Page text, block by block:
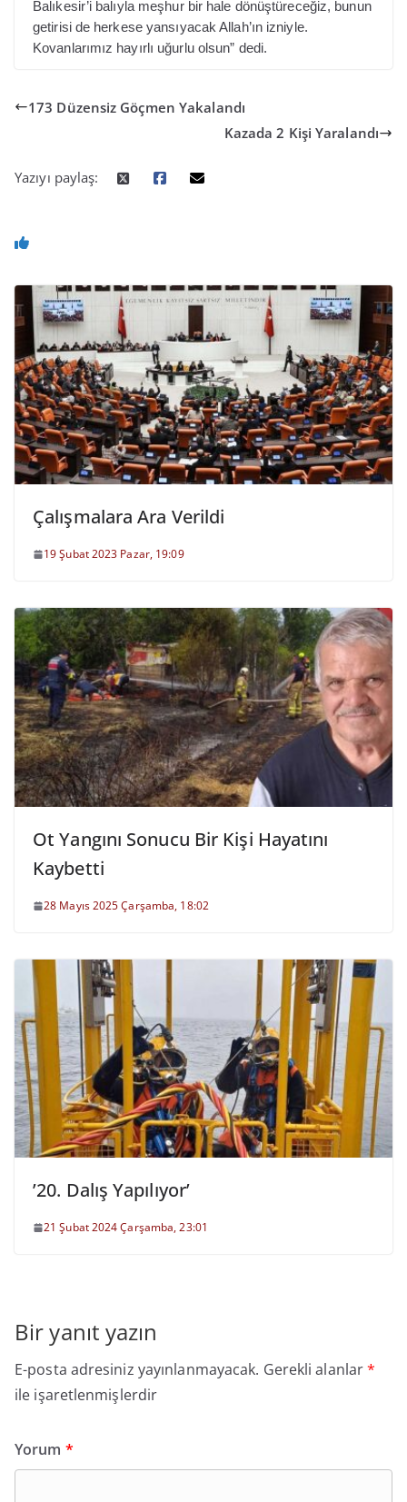
Balıkesir’i balıyla meşhur bir hale dönüştüreceğiz, bunun
getirisi de herkese yansıyacak Allah’ın izniyle.
Kovanlarımız hayırlı uğurlu olsun” dedi.
173 Düzensiz Göçmen Yakalandı
Kazada 2 Kişi Yaralandı
Yazıyı paylaş:
Çalışmalara Ara Verildi
19 Şubat 2023 Pazar, 19:09
Ot Yangını Sonucu Bir Kişi Hayatını
Kaybetti
28 Mayıs 2025 Çarşamba, 18:02
’20. Dalış Yapılıyor’
21 Şubat 2024 Çarşamba, 23:01
Bir yanıt yazın
E-posta adresiniz yayınlanmayacak. Gerekli alanlar*
ile işaretlenmişlerdir
Yorum *